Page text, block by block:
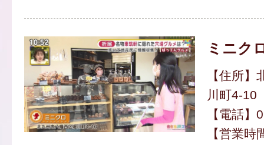
ミニク
【住所
川町4-10
【電話
【営業